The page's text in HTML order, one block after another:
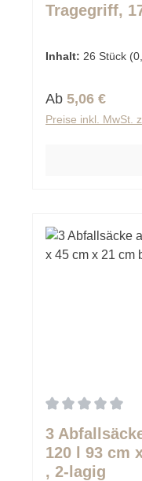
Tragegriff,
Inhalt: 26 Stück
Regulärer Preis:
Ab 5,06 €
Preise inkl. MwSt.
3
120 l 93 cm
, 2-lagig